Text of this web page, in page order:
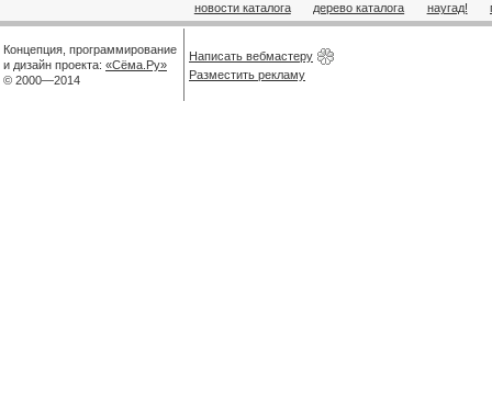
новости каталога дерево каталога наугад!
Концепция, программирование
и дизайн проекта: «Сёма.Ру»
© 2000—2014
Написать вебмастеру
Разместить рекламу